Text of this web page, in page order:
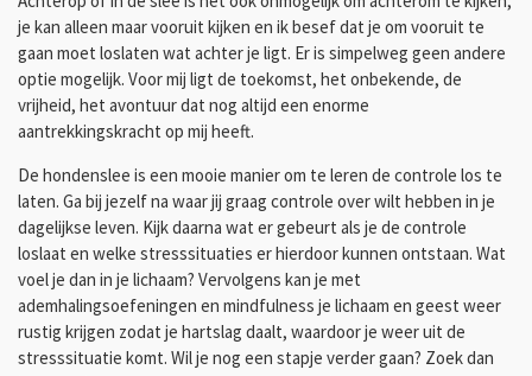
je kan alleen maar vooruit kijken en ik besef dat je om vooruit te
gaan moet loslaten wat achter je ligt. Er is simpelweg geen andere
optie mogelijk. Voor mij ligt de toekomst, het onbekende, de
vrijheid, het avontuur dat nog altijd een enorme
aantrekkingskracht op mij heeft.
De hondenslee is een mooie manier om te leren de controle los te
laten. Ga bij jezelf na waar jij graag controle over wilt hebben in je
dagelijkse leven. Kijk daarna wat er gebeurt als je de controle
loslaat en welke stresssituaties er hierdoor kunnen ontstaan. Wat
voel je dan in je lichaam? Vervolgens kan je met
ademhalingsoefeningen en mindfulness je lichaam en geest weer
rustig krijgen zodat je hartslag daalt, waardoor je weer uit de
stresssituatie komt. Wil je nog een stapje verder gaan? Zoek dan